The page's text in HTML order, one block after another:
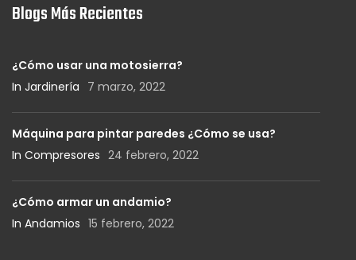
Blogs Más Recientes
¿Cómo usar una motosierra?
In Jardinería 7 marzo, 2022
Máquina para pintar paredes ¿Cómo se usa?
In Compresores 24 febrero, 2022
¿Cómo armar un andamio?
In Andamios 15 febrero, 2022